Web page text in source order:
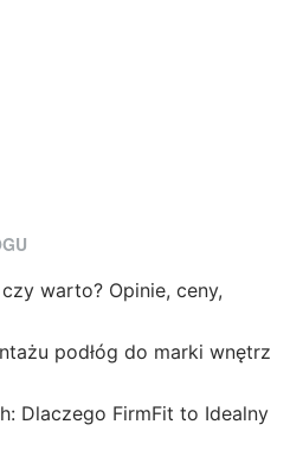
warto? Opinie, ceny,
podłóg do marki wnętrz
Dlaczego FirmFit to Idealny